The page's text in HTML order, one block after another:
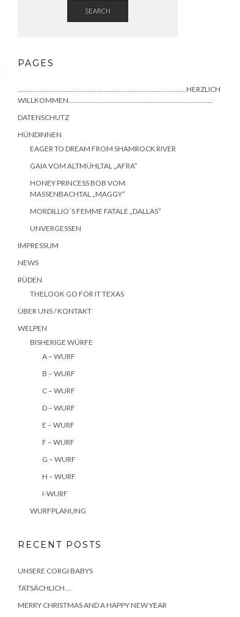
SEARCH
PAGES
………………………………………………………………………………..HERZLICH
WILLKOMMEN…………………………………………………………………….
DATENSCHUTZ
HÜNDINNEN
EAGER TO DREAM FROM SHAMROCK RIVER
GAIA VOM ALTMÜHLTAL „AFRA“
HONEY PRINCESS BOB VOM
MASSENBACHTAL „MAGGY“
MORDILLIO´S FEMME FATALE „DALLAS“
UNVERGESSEN
IMPRESSUM
NEWS
RÜDEN
THELOOK GO FOR IT TEXAS
ÜBER UNS / KONTAKT
WELPEN
BISHERIGE WÜRFE
A – WURF
B – WURF
C – WURF
D – WURF
E – WURF
F – WURF
G – WURF
H – WURF
I-WURF
WURFPLANUNG
RECENT POSTS
UNSERE CORGI BABYS
TATSÄCHLICH …
MERRY CHRISTMAS AND A HAPPY NEW YEAR